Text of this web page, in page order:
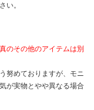
い。
のその他のアイテムは別
努めておりますが、モニ
が実物とやや異なる場合